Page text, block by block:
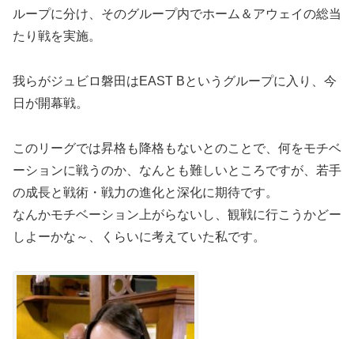
ループに分け、そのグループ内でホーム＆アウェイの総当
たり戦を実施。
我らがジュビロ磐田はEAST Bというグループに入り、今
日が開幕戦。
このリーグでは昇格も降格もないとのことで、何をモチベ
ーションに戦うのか、なんとも難しいところですが、若手
の成長と戦術・戦力の進化と深化に期待です。
なんかモチベーション上がらないし、観戦に行こうかどー
しよーかな～、くらいに考えていた私です。